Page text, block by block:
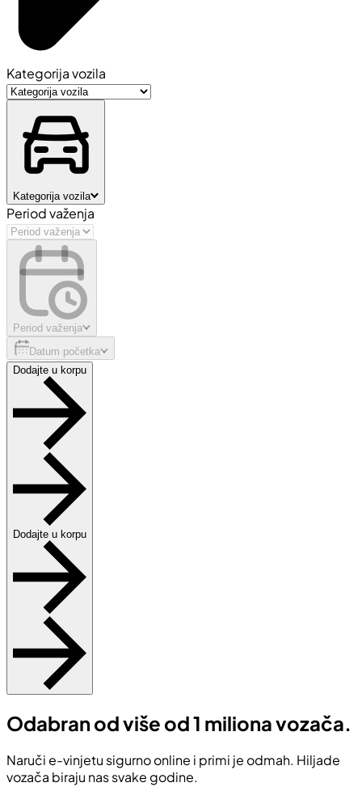
Kategorija vozila
Kategorija vozila
Period važenja
Period važenja
Datum početka
Dodajte u korpu
Dodajte u korpu
Odabran od više od 1 miliona vozača.
Naruči e-vinjetu sigurno online i primi je odmah. Hiljade
vozača biraju nas svake godine.